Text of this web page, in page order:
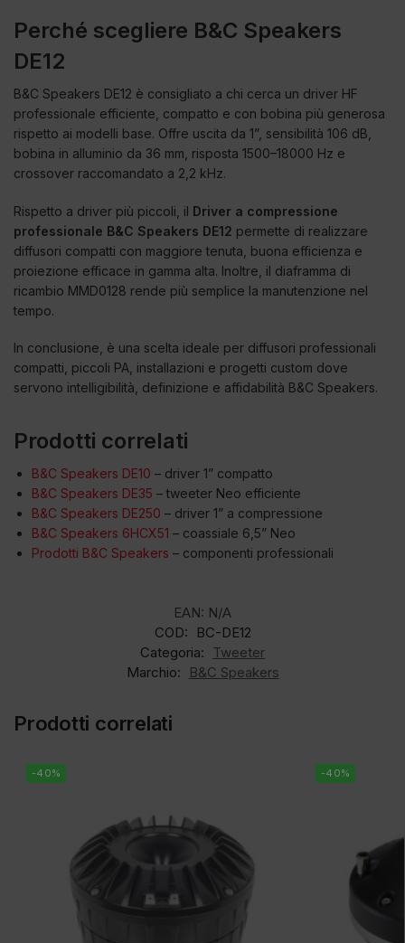
Perché scegliere B&C Speakers
DE12
B&C Speakers DE12 è consigliato a chi cerca un driver HF
professionale efficiente, compatto e con bobina più generosa
rispetto ai modelli base. Offre uscita da 1”, sensibilità 106 dB,
bobina in alluminio da 36 mm, risposta 1500–18000 Hz e
crossover raccomandato a 2,2 kHz.
Rispetto a driver più piccoli, il Driver a compressione
professionale B&C Speakers DE12 permette di realizzare
diffusori compatti con maggiore tenuta, buona efficienza e
proiezione efficace in gamma alta. Inoltre, il diaframma di
ricambio MMD0128 rende più semplice la manutenzione nel
tempo.
In conclusione, è una scelta ideale per diffusori professionali
compatti, piccoli PA, installazioni e progetti custom dove
servono intelligibilità, definizione e affidabilità B&C Speakers.
Prodotti correlati
B&C Speakers DE10 – driver 1” compatto
B&C Speakers DE35 – tweeter Neo efficiente
B&C Speakers DE250 – driver 1” a compressione
B&C Speakers 6HCX51 – coassiale 6,5” Neo
Prodotti B&C Speakers – componenti professionali
EAN: N/A
COD:
BC-DE12
Categoria: Tweeter
Marchio:
B&C Speakers
Prodotti correlati
-40% -40%